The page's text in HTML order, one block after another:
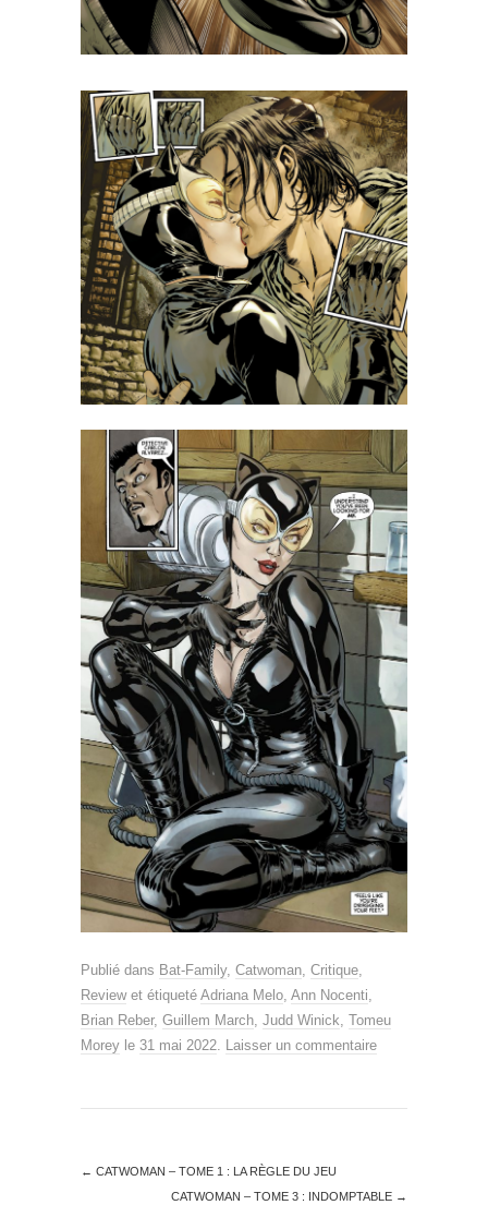
Publié dans Bat-Family, Catwoman Critique
Reviewet étiqueté Adriana Melo Ann Nocenti
Brian Reber, Guillem March Judd Winick Tomeu
Morey le 31 mai 2022 Laisser un commentaire
← CATWOMAN – TOME 1 : LA RÈGLE DU JEU
CATWOMAN – TOME 3 : INDOMPTABLE →